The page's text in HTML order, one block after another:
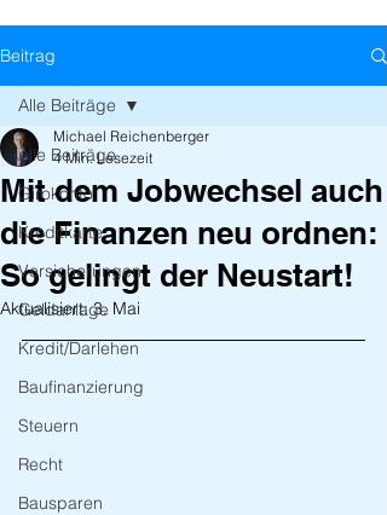
Beitrag
Alle Beiträge
Girokonto
Kreditkarte
Versicherungen
Geldanlage
Kredit/Darlehen
Baufinanzierung
Steuern
Recht
Bausparen
Alle Beiträge
Mit dem Jobwechsel auch
die Finanzen neu ordnen:
So gelingt der Neustart!
Michael Reichenberger
4 Min. Lesezeit
Aktualisiert:3. Mai